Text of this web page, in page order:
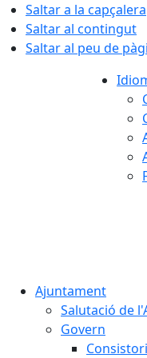
Saltar a la capçalera
Saltar al contingut
Saltar al peu de
Ajuntament
Salutació de
Govern
Consistori